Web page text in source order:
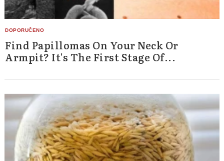
Find Papillomas On Your Neck Or
Armpit? It's The First Stage Of...